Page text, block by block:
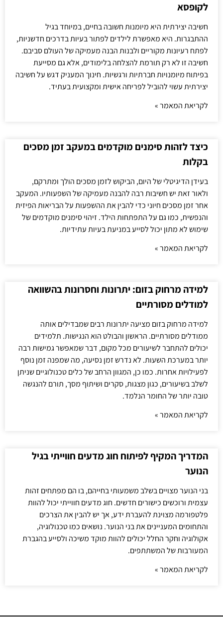
לקופסא
חשיבה יצירתית היא מיומנות חשובה בחיים, במיוחד בגיל
ההתבגרות. היא מאפשרת לילדים לפתור בעיות בדרכים חדשניות,
לפתח רעיונות מקוריים ולבנות הבנה מעמיקה של העולם סביבם.
חשיבה זו לא רק תורמת להצלחה בלימודים, אלא גם מסייעת
בפיתוח מיומנויות חברתיות ורגשיות. חינוך המעניק דגש על חשיבה
יצירתית עשוי להוביל לפריחה אישית ומקצועית בעתיד.
לקריאת המאמר »
כיצד לזהות סימנים מוקדמים במעקב זמן מסכים
בקלות
בעידן הדיגיטלי של היום, הביקוש לזמן מסכים הולך ומתרקם,
ולאור זאת יש חשיבות רבה להבנה מעמיקה של השפעותיו. המעקב
אחר זמן מסכים חיוני כדי להבין את ההשפעות על הבריאות הפיזית
והנפשית, כמו גם על התפתחות הילד. זיהוי סימנים מוקדמים של
שימוש לא מתון יכול לסייע במניעת בעיות עתידיות.
לקריאת המאמר »
למידה מרחוק בזום: יתרונות וחסרונות בהשוואה
למודלים מסורתיים
למידה מרחוק בזום מציעה יתרונות רבים שמבדילים אותה
ממודלים מסורתיים. הראשון והבולט הוא הנגישות. תלמידים
יכולים להתחבר לשיעורים מכל מקום, דבר שמאפשר גמישות רבה
יותר במערכת השעות. לא נדרש זמן נסיעה, מה שמפנה זמן נוסף
לפעילויות אחרות. כמו כן, המגוון הרחב של כלים טכנולוגיים שניתן
לשלב בשיעורים, כגון מצגות, סקרים ושיתוף מסך, תורם להנגשה
טובה יותר של החומר הנלמד.
לקריאת המאמר »
המדריך המקיף לפיתוח חוג מדעים חווייתי בגיל
הנוער
בני הנוער מצויים בשלב משמעותי בחייהם, בו הם מפתחים זהות
עצמית ורוכשים כישורים חדשים. חוג מדעים חווייתי יכול להוות
פלטפורמה מצוינת להעברת ידע, אך יש להבין את הצרכים
והתחומים המעניינים את בני הנוער. נושאים כמו טכנולוגיה,
אקולוגיה וחקר החלל יכולים להוות מוקד משיכה ולסייע בהגברת
המעורבות של המשתתפים.
לקריאת המאמר »